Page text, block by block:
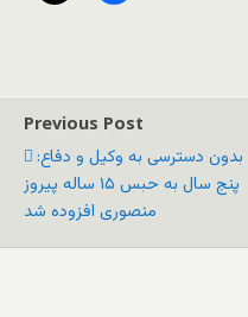
Previous Post
بدون دسترسی به وکیل و دفاع:
پنج سال به حبس ۱۵ ساله پیروز
منصوری افزوده شد